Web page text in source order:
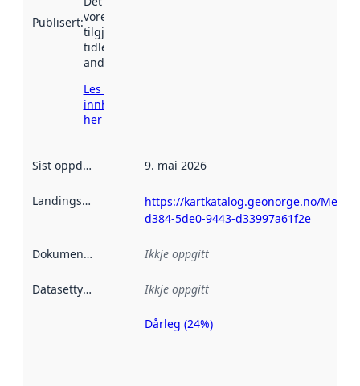
Publisert:vore
tilgjengeleg
tidlegare
andre stader.
Les meir om
innhenting
her
Sist oppdatert 9. mai 2026
Landingsside
https://kartkatalog.geonorge.no/
d384-5de0-9443-d33997a61f2e
Dokumentasjon Ikkje oppgitt
Datasettype Ikkje oppgitt
Metadatakvalitet
Dårleg (24%)